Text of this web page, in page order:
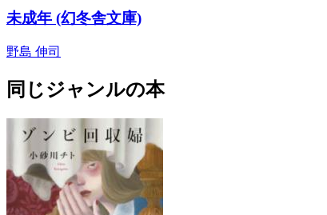
未成年 (幻冬舎文庫)
野島 伸司
同じジャンルの本